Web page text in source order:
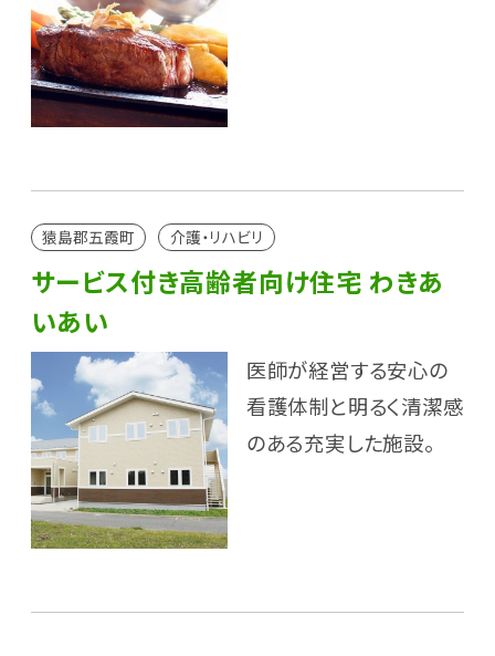
猿島郡五霞町 介護・リハビリ
サービス付き高齢者向け住宅 わきあ
いあい
医師が経営する安心の
看護体制と明るく清潔感
のある充実した施設。